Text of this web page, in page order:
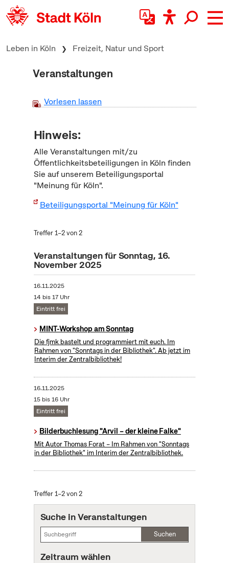
zum Inhalt springen
Leben in Köln Freizeit, Natur und Sport
Veranstaltungen
Vorlesen lassen
Hinweis:
Alle Veranstaltungen mit/zu
Öffentlichkeitsbeteiligungen in Köln finden
Sie auf unserem Beteiligungsportal
"Meinung für Köln".
Beteiligungsportal "Meinung für Köln"
Treffer 1–2 von 2
Veranstaltungen für Sonntag, 16.
November 2025
16.11.2025
14 bis 17 Uhr
Eintritt frei
MINT-Workshop am Sonntag
Die fjmk bastelt und programmiert mit euch. Im
Rahmen von "Sonntags in der Bibliothek". Ab jetzt im
Interim der Zentralbibliothek!
16.11.2025
15 bis 16 Uhr
Eintritt frei
Bilderbuchlesung "Arvil – der kleine Falke"
Mit Autor Thomas Forat – Im Rahmen von "Sonntags
in der Bibliothek" im Interim der Zentralbibliothek.
Treffer 1–2 von 2
Suche in Veranstaltungen
Suchen
Zeitraum wählen